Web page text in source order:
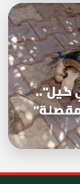
گيل”..